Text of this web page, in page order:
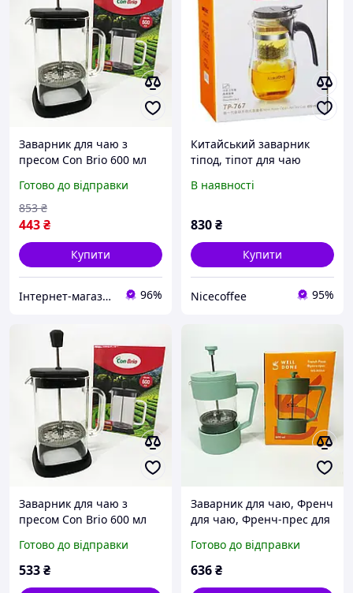
Заварник для чаю з
пресом Con Brio 600 мл
Заварювальний чайник
для QM-885 листового
чаю
Готово до відправки
443₴
853 ₴
Купити
Інтернет-магазин "NOWA" - товари для всієї родини! 96%
Китайський заварник
тіпод, тіпот для чаю
кнопкою, прозорий,
В наявності
830₴
Купити
Nicecoffee 95%
Заварник для чаю з
пресом Con Brio 600 мл
Заварювальний чайник
для QM-885 листового
Готово до відправки
533₴
Заварник для чаю, Френч
для чаю, Френч-прес для
заварювання кави LP-56
Готово до відправки
636₴